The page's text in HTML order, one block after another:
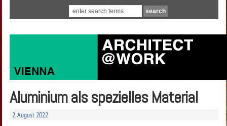
Aluminium als spezielles Material
2. August 2022